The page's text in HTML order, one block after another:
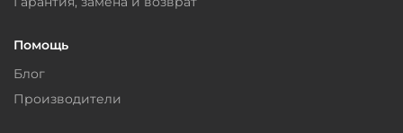
Помощь
Блог
Производители